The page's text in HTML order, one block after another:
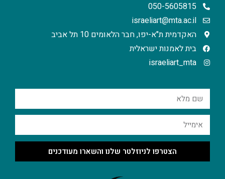
050-5605815
israeliart@mta.ac.il
האקדמית ת"א-יפו, חבר הלאומים 10 תל אביב
בית לאמנות ישראלית
israeliart_mta
הצטרפו לניוזלטר שלנו והשארו מעודכנים